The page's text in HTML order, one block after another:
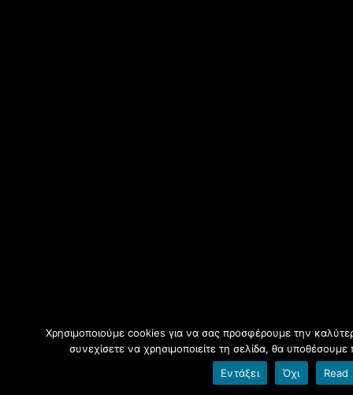
Χρησιμοποιούμε cookies για να σας προσφέρουμε την
συνεχίσετε να χρησιμοποιείτε τη σελίδα, θα
Εντάξει
Όχι Read